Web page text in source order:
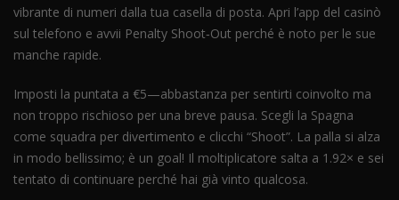
vibrante di numeri dalla tua casella di posta. Apri l’app del casinò
sul telefono e avvii Penalty Shoot‑Out perché è noto per le sue
manche rapide.
Imposti la puntata a €5—abbastanza per sentirti coinvolto ma
non troppo rischioso per una breve pausa. Scegli la Spagna
come squadra per divertimento e clicchi “Shoot”. La palla si alza
in modo bellissimo; è un goal! Il moltiplicatore salta a 1.92× e sei
tentato di continuare perché hai già vinto qualcosa.